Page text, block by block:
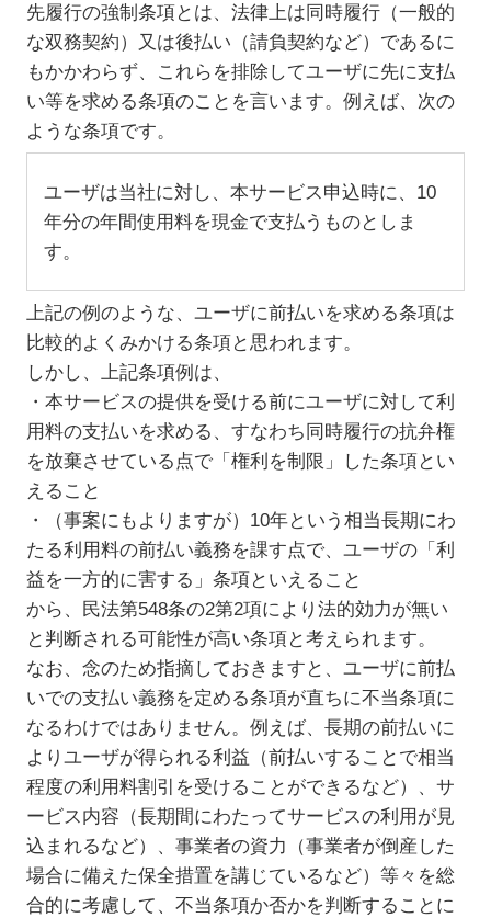
先履行の強制条項とは、法律上は同時履行（一般的
な双務契約）又は後払い（請負契約など）であるに
もかかわらず、これらを排除してユーザに先に支払
い等を求める条項のことを言います。例えば、次の
ような条項です。
ユーザは当社に対し、本サービス申込時に、10
年分の年間使用料を現金で支払うものとしま
す。
上記の例のような、ユーザに前払いを求める条項は
比較的よくみかける条項と思われます。
しかし、上記条項例は、
・本サービスの提供を受ける前にユーザに対して利
用料の支払いを求める、すなわち同時履行の抗弁権
を放棄させている点で「権利を制限」した条項とい
えること
・（事案にもよりますが）10年という相当長期にわ
たる利用料の前払い義務を課す点で、ユーザの「利
益を一方的に害する」条項といえること
から、民法第548条の2第2項により法的効力が無い
と判断される可能性が高い条項と考えられます。
なお、念のため指摘しておきますと、ユーザに前払
いでの支払い義務を定める条項が直ちに不当条項に
なるわけではありません。例えば、長期の前払いに
よりユーザが得られる利益（前払いすることで相当
程度の利用料割引を受けることができるなど）、サ
ービス内容（長期間にわたってサービスの利用が見
込まれるなど）、事業者の資力（事業者が倒産した
場合に備えた保全措置を講じているなど）等々を総
合的に考慮して、不当条項か否かを判断することに